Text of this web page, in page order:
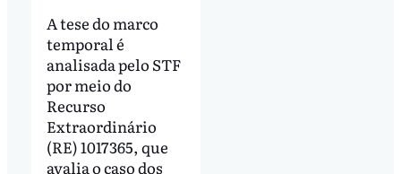
A tese do marco
temporal é
analisada pelo STF
por meio do
Recurso
Extraordinário
(RE) 1017365, que
avalia o caso dos